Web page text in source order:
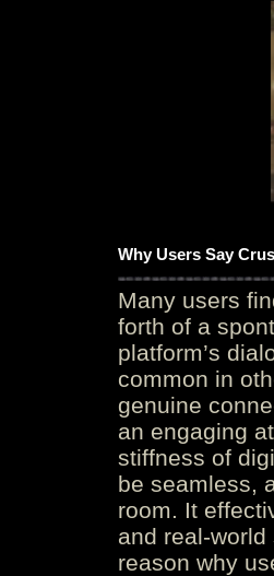
Why Users Say
Many users
forth of a
platform’s
common in
genuine
an engaging
stiffness of
be seamless,
room. It
and real-
reason why